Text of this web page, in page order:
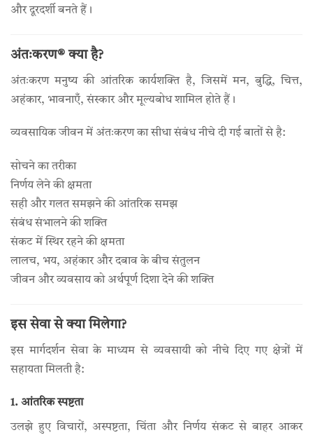
और दूरदर्शी बनते हैं।
अंतःकरण® क्या है?
अंतःकरण मनुष्य की आंतरिक कार्यशक्ति है, जिसमें मन, बुद्धि, चित्त,
अहंकार, भावनाएँ, संस्कार और मूल्यबोध शामिल होते हैं।
व्यवसायिक जीवन में अंतःकरण का सीधा संबंध नीचे दी गई बातों से है:
सोचने का तरीका
निर्णय लेने की क्षमता
सही और गलत समझने की आंतरिक समझ
संबंध संभालने की शक्ति
संकट में स्थिर रहने की क्षमता
लालच, भय, अहंकार और दबाव के बीच संतुलन
जीवन और व्यवसाय को अर्थपूर्ण दिशा देने की शक्ति
इस सेवा से क्या मिलेगा?
इस मार्गदर्शन सेवा के माध्यम से व्यवसायी को नीचे दिए गए क्षेत्रों में
सहायता मिलती है:
1. आंतरिक स्पष्टता
उलझे हुए विचारों, अस्पष्टता, चिंता और निर्णय संकट से बाहर आकर